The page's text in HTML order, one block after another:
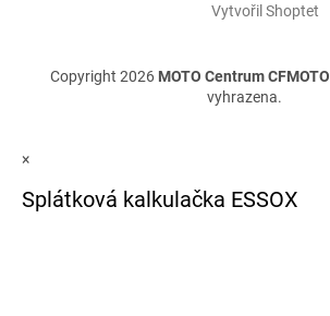
Vytvořil Shoptet
Copyright 2026 MOTO Centrum CFMOTO
vyhrazena.
×
Splátková kalkulačka ESSOX